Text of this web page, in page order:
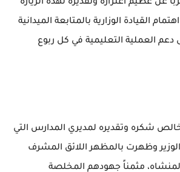
عن عظيم اعتزازه وتقديره لهذه الزيارة
القيادة الوزارية بالمتابعة الميدانية
دعم العملية التعليمية في كل ربوع
خالص شكره وتقديره لمديري المدارس التي
وظهرت بالمظهر اللائق المشرف
المنشاه، مثمناً جهودهم المخلصة